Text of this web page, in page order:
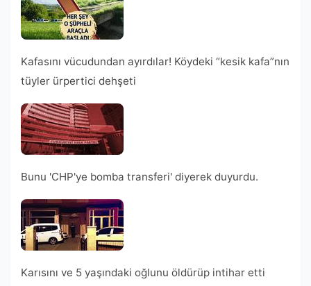
Kafasını vücudundan ayırdılar! Köydeki “kesik kafa”nın
tüyler ürpertici dehşeti
Bunu 'CHP'ye bomba transferi' diyerek duyurdu.
Karısını ve 5 yaşındaki oğlunu öldürüp intihar etti